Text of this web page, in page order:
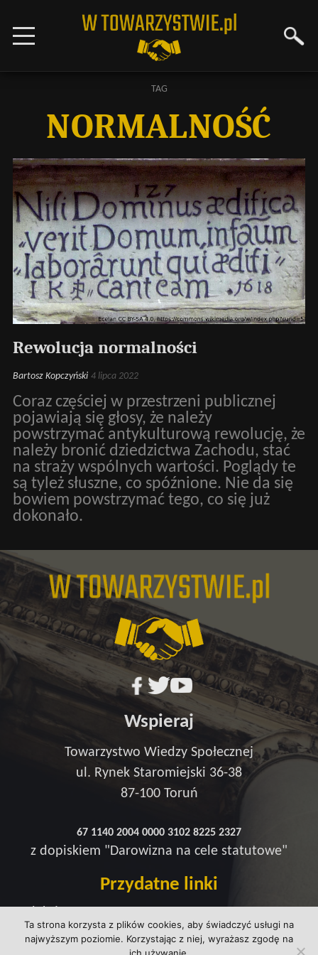
TAG
NORMALNOŚĆ
Rewolucja normalności
Bartosz Kopczyński 4 lipca 2022
Coraz częściej w przestrzeni publicznej
pojawiają się głosy, że należy
powstrzymać antykulturową rewolucję, że
należy bronić dziedzictwa Zachodu, stać
na straży wspólnych wartości. Poglądy te
są tyleż słuszne, co spóźnione. Nie da się
bowiem powstrzymać tego, co się już
dokonało.
Ta strona korzysta z plików cookies, aby świadczyć usługi na
najwyższym poziomie. Korzystając z niej, wyrażasz zgodę na
Wspieraj
Towarzystwo Wiedzy Społecznej
ul. Rynek Staromiejski 36-38
87-100 Toruń
67 1140 2004 0000 3102 8225 2327
z dopiskiem "Darowizna na cele statutowe"
Przydatne linki
Strefa wsparcia